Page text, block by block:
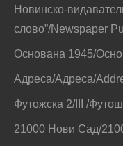
Новинско-
слово”/Newspaper
Основана 1945/
Адреса/Адреса/
Футожска 2/III /
21000 Нови Сад/